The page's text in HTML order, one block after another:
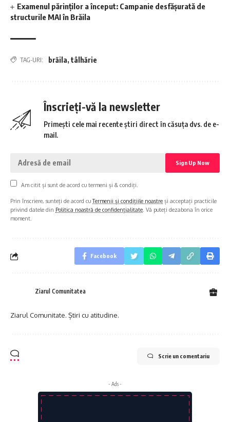
Examenul părinților a început: Campanie desfășurată de
structurile MAI în Brăila
TAG-URI: brăila, tâlhărie
Înscrieți-vă la newsletter
Primești cele mai recente știri direct în căsuța dvs. de e-
mail.
Am citit și sunt de acord cu termeni și & condiți.
Prin înscriere, sunteți de acord cuTermenii și condițiile noastre și acceptați practicile
privind datele din Politica noastră de confidențialitate . Vă puteți dezabona în orice
moment.
Facebook
Ziarul Comunitatea
Ziarul Comunitate. Știri cu atitudine.
Scrie un comentariu
- Ads -